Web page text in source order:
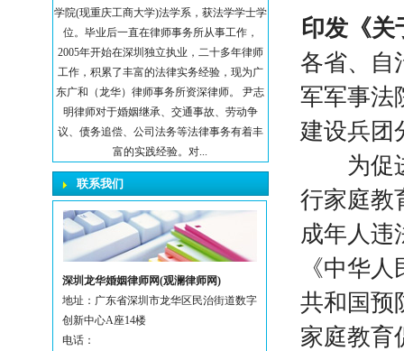
学院(现重庆工商大学)法学系，获法学学士学
位。毕业后一直在律师事务所从事工作，
2005年开始在深圳独立执业，二十多年律师
工作，积累了丰富的法律实务经验，现为广
东广和（龙华）律师事务所资深律师。 尹志
明律师对于婚姻继承、交通事故、劳动争
议、债务追偿、公司法务等法律事务有着丰
富的实践经验。对...
联系我们
深圳龙华婚姻律师网(观澜律师网)
地址：广东省深圳市龙华区民治街道数字
创新中心A座14楼
电话：
印发《关
各省、自
军军事法
建设兵团
为促进
行家庭教
成年人违
《中华
共和国预
家庭教育